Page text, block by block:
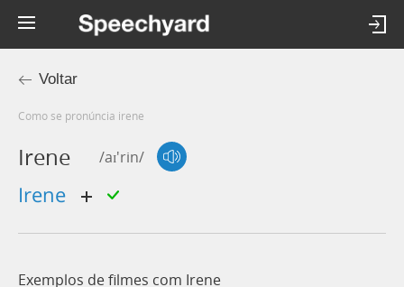
Voltar
Como se pronúncia irene
Irene /aɪ'rin/
irene
Exemplos de filmes com Irene